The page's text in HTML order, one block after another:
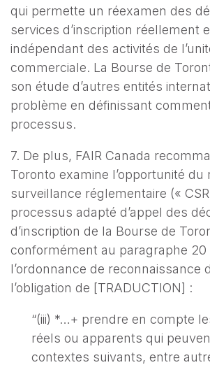
qui permette un réexamen des
services d’inscription réellement
indépendant des activités de
commerciale. La Bourse de
son étude d’autres entités
problème en définissant
processus.
7. De plus, FAIR Canada
Toronto examine l’opportunité
surveillance réglementaire («
processus adapté d’appel des
d’inscription de la Bourse de
conformément au paragraphe 20
l’ordonnance de reconnaissance
l’obligation de [TRADUCTION] :
“(iii) *…+ prendre en compte
réels ou apparents qui
contextes suivants, entre